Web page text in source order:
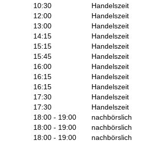
10:30
Handelszeit
12:00
Handelszeit
13:00
Handelszeit
14:15
Handelszeit
15:15
Handelszeit
15:45
Handelszeit
16:00
Handelszeit
16:15
Handelszeit
16:15
Handelszeit
17:30
Handelszeit
17:30
Handelszeit
18:00 - 19:00
nachbörslich
18:00 - 19:00
nachbörslich
18:00 - 19:00
nachbörslich